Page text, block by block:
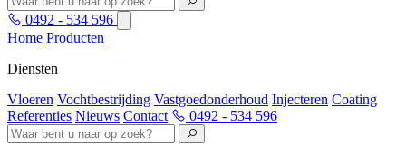
0492 - 534 596
Home Producten
Diensten
Vloeren Vochtbestrijding Vastgoedonderhoud Injecteren Coating
Referenties Nieuws Contact 0492 - 534 596